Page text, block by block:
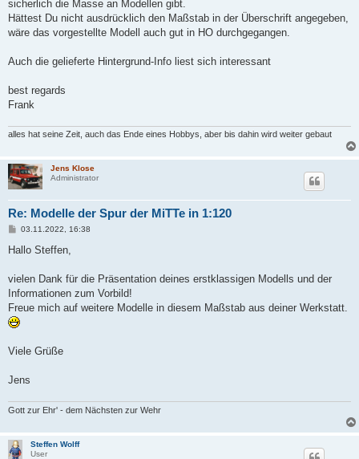
sicherlich die Masse an Modellen gibt.
Hättest Du nicht ausdrücklich den Maßstab in der Überschrift angegeben,
wäre das vorgestellte Modell auch gut in HO durchgegangen.
Auch die gelieferte Hintergrund-Info liest sich interessant
best regards
Frank
alles hat seine Zeit, auch das Ende eines Hobbys, aber bis dahin wird weiter gebaut
Jens Klose
Administrator
Re: Modelle der Spur der MiTTe in 1:120
B
i
a
03.11.2022, 16:38
Hallo Steffen,
vielen Dank für die Präsentation deines erstklassigen Modells und der
Informationen zum Vorbild!
Freue mich auf weitere Modelle in diesem Maßstab aus deiner Werkstatt.
Viele Grüße
Jens
Gott zur Ehr' - dem Nächsten zur Wehr
Steffen Wolff
User